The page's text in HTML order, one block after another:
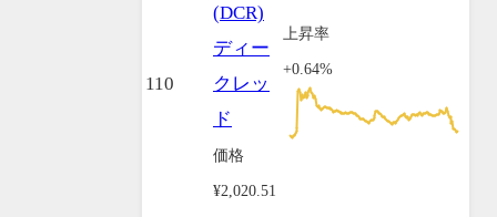
110
(DCR)
ディー
クレッ
ド
価格
¥2,020.51
上昇率
+0.64%